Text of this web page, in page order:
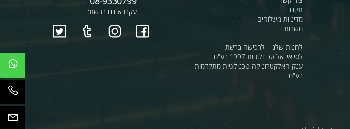
מידע
אודות
צור קשר
מדיניות משלוחים
משרות
לחנות שלנו - לרכישה ברשת
יצירת קשר
08-9330799